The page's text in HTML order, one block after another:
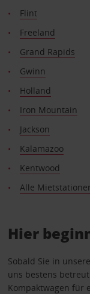
Flint
Freeland
Grand Rapids
Gwinn
Holland
Iron Mountain
Jackson
Kalamazoo
Kentwood
Alle
Hier
Sobald Sie in
uns bestens
Kompaktwagen für